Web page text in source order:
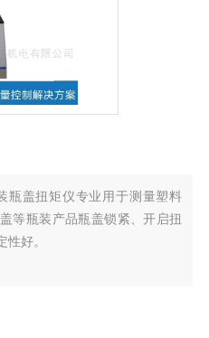
瓶盖扭矩仪专业用于测量塑料
等瓶装产品瓶盖锁紧、开启扭
好。